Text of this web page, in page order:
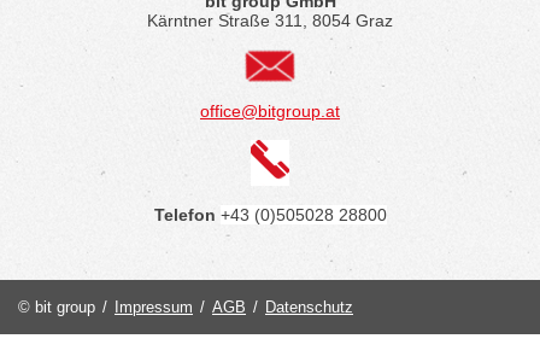
Kärntner Straße 311, 8054 Graz
office@bitgroup.at
Telefon +43 (0)505028 28800
© bit group / Impressum / AGB / Datenschutz